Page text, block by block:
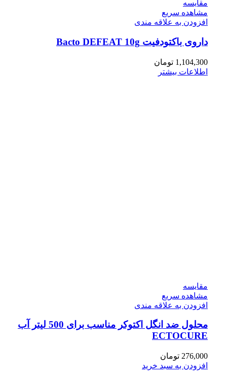
مقایسه
مشاهده سریع
افزودن به علاقه مندی
داروی باکتودفیت Bacto DEFEAT 10g
1,104,300 تومان
اطلاعات بیشتر
مقایسه
مشاهده سریع
افزودن به علاقه مندی
محلول ضد انگل اکتوکر مناسب برای 500 لیتر آب
ECTOCURE
276,000 تومان
افزودن به سبد خرید